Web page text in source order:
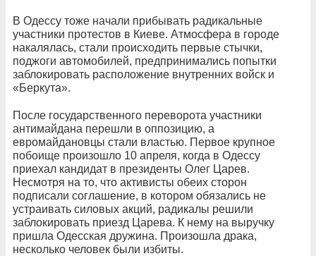
В Одессу тоже начали прибывать радикальные
участники протестов в Киеве. Атмосфера в городе
накалялась, стали происходить первые стычки,
поджоги автомобилей, предпринимались попытки
заблокировать расположение внутренних войск и
«Беркута».
После государственного переворота участники
антимайдана перешли в оппозицию, а
евромайдановцы стали властью. Первое крупное
побоище произошло 10 апреля, когда в Одессу
приехал кандидат в президенты Олег Царев.
Несмотря на то, что активисты обеих сторон
подписали соглашение, в котором обязались не
устраивать силовых акций, радикалы решили
заблокировать приезд Царева. К нему на выручку
пришла Одесская дружина. Произошла драка,
несколько человек были избиты.